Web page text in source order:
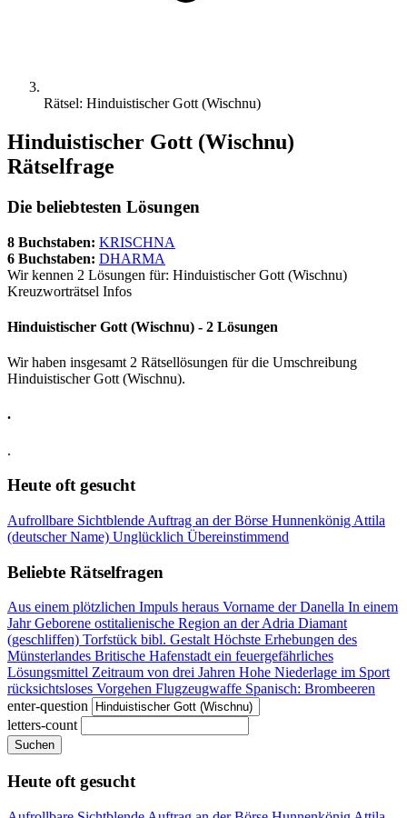
Rätsel: Hinduistischer Gott (Wischnu)
Hinduistischer Gott (Wischnu)
Rätselfrage
Die beliebtesten Lösungen
8 Buchstaben: KRISCHNA
6 Buchstaben: DHARMA
Wir kennen 2 Lösungen für: Hinduistischer Gott (Wischnu)
Kreuzworträtsel Infos
Hinduistischer Gott (Wischnu) - 2 Lösungen
Wir haben insgesamt 2 Rätsellösungen für die Umschreibung
Hinduistischer Gott (Wischnu).
.
.
Heute oft gesucht
Aufrollbare Sichtblende Auftrag an der Börse Hunnenkönig Attila
(deutscher Name) Unglücklich Übereinstimmend
Beliebte Rätselfragen
Aus einem plötzlichen Impuls heraus Vorname der Danella In einem
Jahr Geborene ostitalienische Region an der Adria Diamant
(geschliffen) Torfstück bibl. GestaltHöchste Erhebungen des
Münsterlandes Britische Hafenstadtein feuergefährliches
Lösungsmittel Zeitraum von drei Jahren Hohe Niederlage im Sport
rücksichtsloses Vorgehen Flugzeugwaffe Spanisch: Brombeeren
enter-question
letters-count
Suchen
Heute oft gesucht